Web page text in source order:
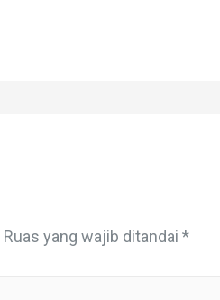
Ruas yang wajib ditandai*